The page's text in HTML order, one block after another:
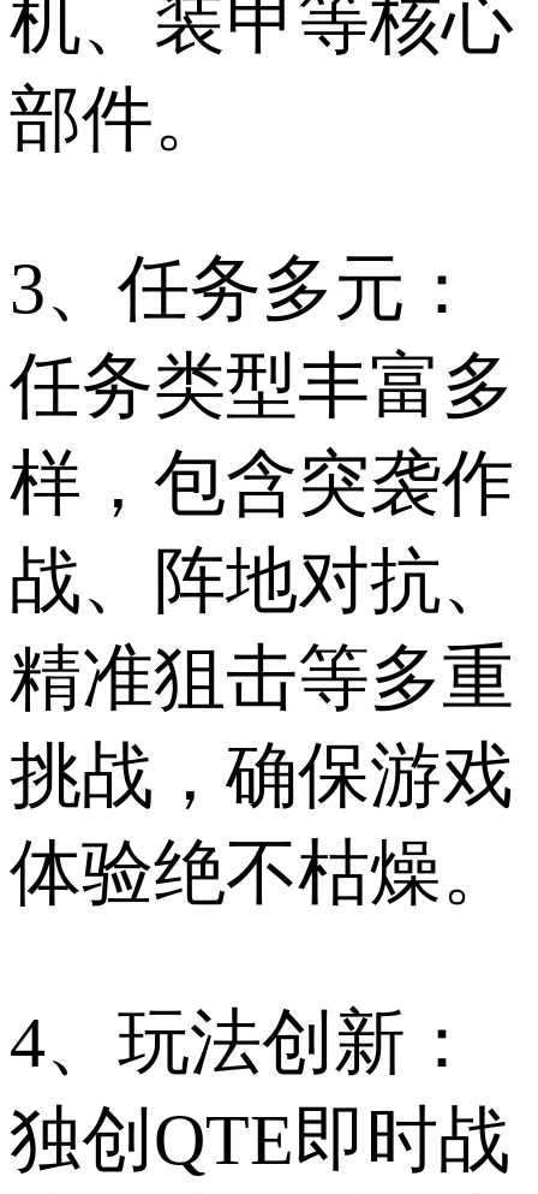
机、装甲等核心
部件。
3、任务多元：
任务类型丰富多
样，包含突袭作
战、阵地对抗、
精准狙击等多重
挑战，确保游戏
体验绝不枯燥。
4、玩法创新：
独创QTE即时战